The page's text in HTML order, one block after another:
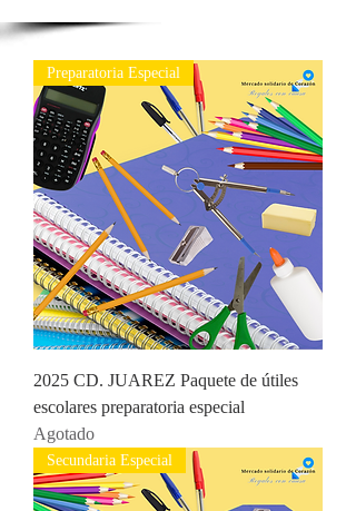
Preparatoria Especial
2025 CD. JUAREZ Paquete de útiles
escolares preparatoria especial
Agotado
Secundaria Especial